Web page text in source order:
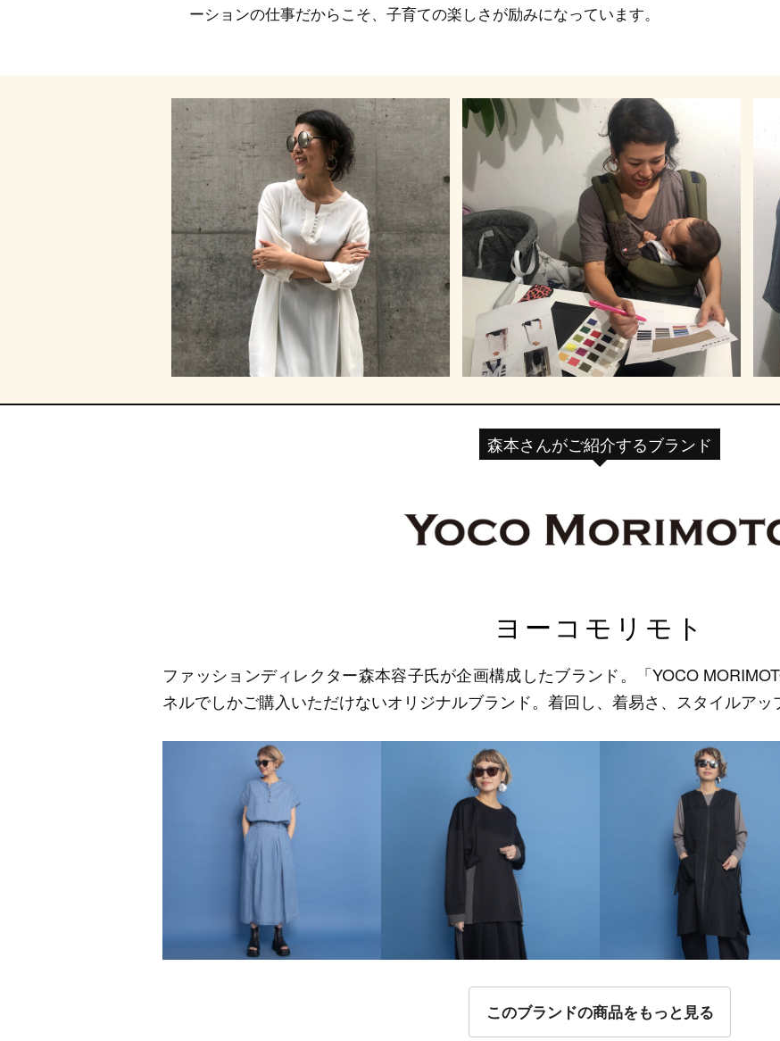
ーションの仕事だからこそ、子育ての楽しさが励みになっています。
森本さんがご紹介するブランド
ヨーコモリモト
ファッションディレクター森本容子氏が企画構成したブランド。「YOCO
ネルでしかご購入いただけないオリジナルブランド。着回し、着易さ、スタイルアッ
このブランドの商品をもっと見る